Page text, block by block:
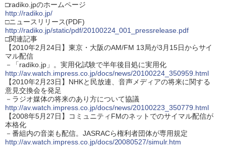
□radiko.jpのホームページ
http://radiko.jp/
□ニュースリリース(PDF)
http://radiko.jp/static/pdf/20100224_001_pressrelease.pdf
□関連記事
【2010年2月24日】東京・大阪のAM/FM 13局が3月15日からサイ
マル配信
－「radiko.jp」。実用化試験で半年後目処に実用化
http://av.watch.impress.co.jp/docs/news/20100224_350959.html
【2010年2月23日】NHKと民放連、音声メディアの将来に関する
意見交換会を発足
－ラジオ媒体の将来のあり方について協議
http://av.watch.impress.co.jp/docs/news/20100223_350779.html
【2008年5月27日】コミュニティFMのネットでのサイマル配信が
本格化
－番組内の音楽も配信。JASRACら権利者団体が専用規定
http://av.watch.impress.co.jp/docs/20080527/simulr.htm